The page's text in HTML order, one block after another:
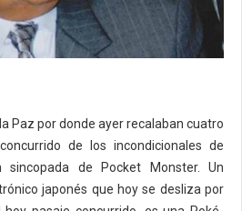
Paz por donde ayer recalaban cuatro
de los incondicionales de
sincopada de Pocket Monster. Un
japonés que hoy se desliza por